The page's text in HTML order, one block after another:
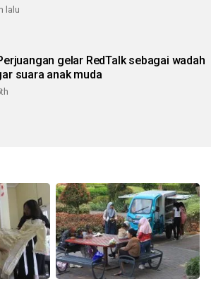
lalu
gelar RedTalk sebagai wadah
suara anak muda